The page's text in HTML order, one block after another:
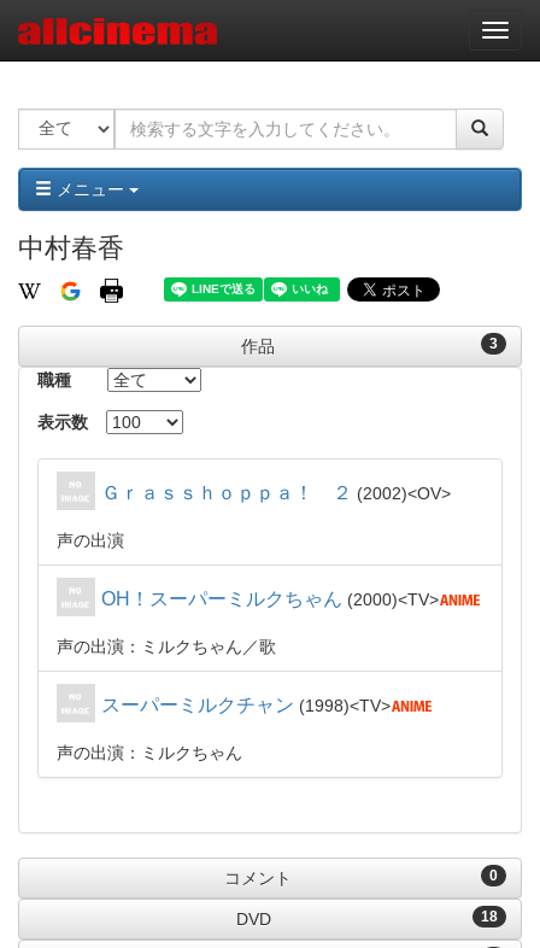
ナ
ビ
ー
ョ
ン
メニュー
中村春香
3
作品
職種
表示数
Ｇｒａｓｓｈｏｐｐａ！ ２ 2002 OV
声の出演
OH！スーパーミルクちゃん 2000 TV
声の出演：ミルクちゃん 歌
スーパーミルクチャン 1998 TV
声の出演：ミルクちゃん
0
コメント
18
DVD